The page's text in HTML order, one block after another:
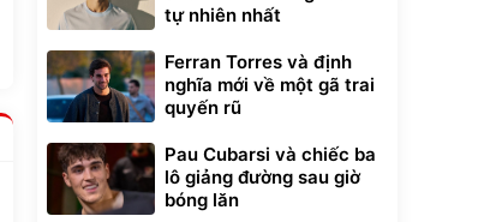
tự nhiên nhất
Ferran Torres và định
nghĩa mới về một gã trai
quyến rũ
Pau Cubarsi và chiếc ba
lô giảng đường sau giờ
bóng lăn